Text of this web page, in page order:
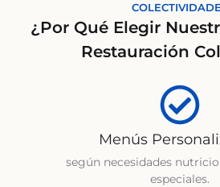
¿Por Qué Elegir
Restauración
Menús
según necesidades
especiales.